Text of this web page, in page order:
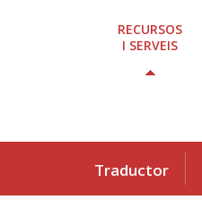
RECURSOS
I SERVEIS
Traductor